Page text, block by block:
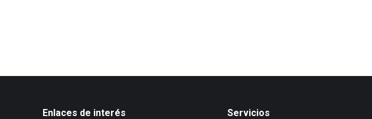
Enlaces de interés Servicios